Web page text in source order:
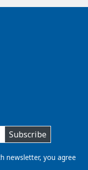
Subscribe
newsletter, you agree